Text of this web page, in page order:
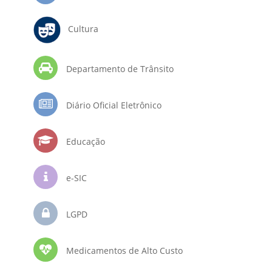
Cultura
Departamento de Trânsito
Diário Oficial Eletrônico
Educação
e-SIC
LGPD
Medicamentos de Alto Custo